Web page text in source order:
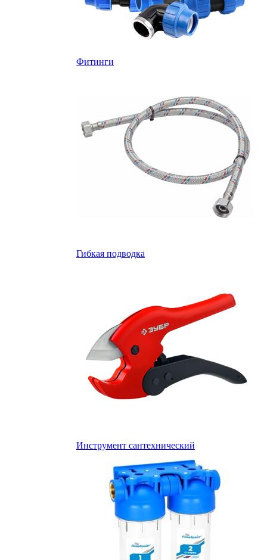
Фитинги
Гибкая подводка
Инструмент сантехнический